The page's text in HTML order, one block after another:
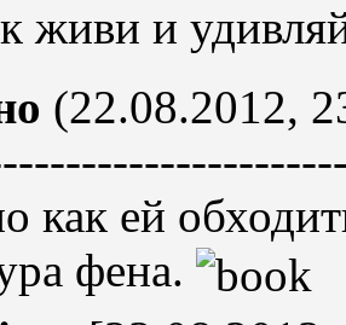
живи и
(22.08.2012,
как ей
фена.